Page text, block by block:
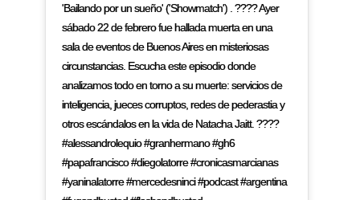
'Bailando por un sueño' ('Showmatch') . ???? Ayer
sábado 22 de febrero fue hallada muerta en una
sala de eventos de Buenos Aires en misteriosas
circunstancias. Escucha este episodio donde
analizamos todo en torno a su muerte: servicios de
inteligencia, jueces corruptos, redes de pederastia y
otros escándalos en la vida de Natacha Jaitt. ????
#alessandrolequio #granhermano #gh6
#papafrancisco #diegolatorre #cronicasmarcianas
#yaninalatorre #mercedesninci #podcast #argentina